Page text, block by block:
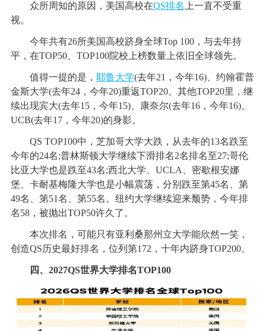
众所周知的原因，美国高校在QS排名 上一直不受重
视。
今年共有26所美国高校跻身全球Top 100，与去年持
平，在TOP50、TOP100院校上榜数量上依旧全球领先。
值得一提的是， 耶鲁大学(去年21，今年16)、约翰霍普
金斯大学(去年24，今年20)重返TOP20。其他TOP20里，继
续出现宾大(去年15，今年15)、康奈尔(去年16，今年16)、
UCB(去年17，今年20)的身影。
QS TOP100中，芝加哥大学大跌，从去年的13名跌至
今年的24名;普林斯顿大学继续下滑排名2名排名至27;哥伦
比亚大学也是跌至43名;西北大学、UCLA、密歇根安娜
堡、卡耐基梅隆大学也是小幅震荡，分别跌至第45名、第
49名、第51名、第55名。纽约大学继续迎来颓势，今年排
名58，被抛出TOP50许久了。
本次排名，可能只有亚利桑那州立大学能欣然一笑，
创造QS历史最好排名，位列第172，十年内跻身TOP200。
四、2027QS世界大学排名TOP100